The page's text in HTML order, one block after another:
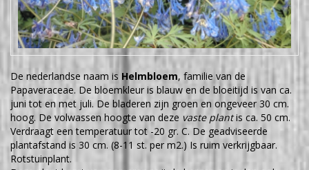
De nederlandse naam is Helmbloem, familie van de
Papaveraceae. De bloemkleur is blauw en de bloeitijd is van ca.
juni tot en met juli. De bladeren zijn groen en ongeveer 30 cm.
hoog. De volwassen hoogte van deze vaste plantis ca. 50 cm.
Verdraagt een temperatuur tot -20 gr. C. De geadviseerde
plantafstand is 30 cm. (8-11 st. per m2.) Is ruim verkrijgbaar.
Rotstuinplant.